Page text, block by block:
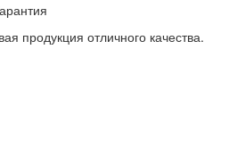
продукция отличного качества.